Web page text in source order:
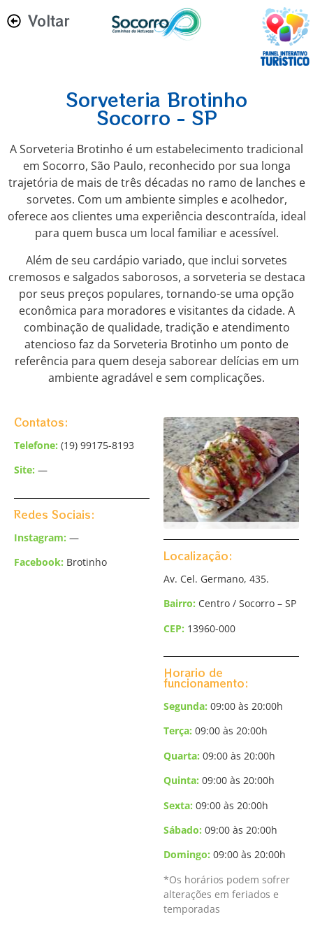
Voltar
Sorveteria Brotinho
Socorro - SP
A Sorveteria Brotinho é um estabelecimento tradicional
em Socorro, São Paulo, reconhecido por sua longa
trajetória de mais de três décadas no ramo de lanches e
sorvetes. Com um ambiente simples e acolhedor,
oferece aos clientes uma experiência descontraída, ideal
para quem busca um local familiar e acessível.
Além de seu cardápio variado, que inclui sorvetes
cremosos e salgados saborosos, a sorveteria se destaca
por seus preços populares, tornando-se uma opção
econômica para moradores e visitantes da cidade. A
combinação de qualidade, tradição e atendimento
atencioso faz da Sorveteria Brotinho um ponto de
referência para quem deseja saborear delícias em um
ambiente agradável e sem complicações.
Contatos:
Telefone: (19) 99175-8193
Site: —
Redes Sociais:
Instagram: —
Facebook: Brotinho Localização:
Av. Cel. Germano, 435.
Bairro: Centro / Socorro – SP
CEP: 13960-000
Horario de
funcionamento:
Segunda: 09:00 às 20:00h
Terça: 09:00 às 20:00h
Quarta: 09:00 às 20:00h
Quinta: 09:00 às 20:00h
Sexta: 09:00 às 20:00h
Sábado: 09:00 às 20:00h
Domingo: 09:00 às 20:00h
*Os horários podem sofrer
alterações em feriados e
temporadas